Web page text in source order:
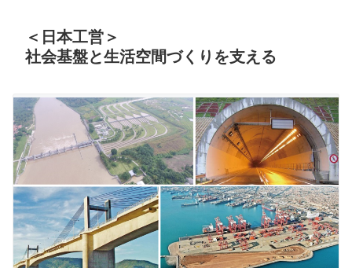
＜日本工営＞
社会基盤と生活空間づくりを支える